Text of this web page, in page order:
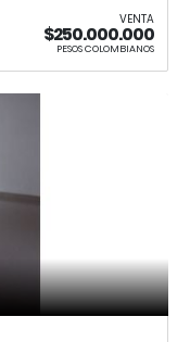
VENTA
$250.000.000
PESOS COLOMBIANOS